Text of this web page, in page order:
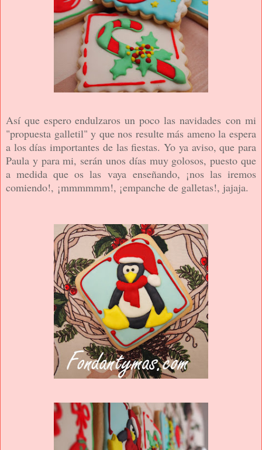
Así que espero endulzaros un poco las navidades con mi
"propuesta galletil" y que nos resulte más ameno la espera
a los días importantes de las fiestas. Yo ya aviso, que para
Paula y para mi, serán unos días muy golosos, puesto que
a medida que os las vaya enseñando, ¡nos las iremos
comiendo!, ¡mmmmmm!, ¡empanche de galletas!, jajaja.